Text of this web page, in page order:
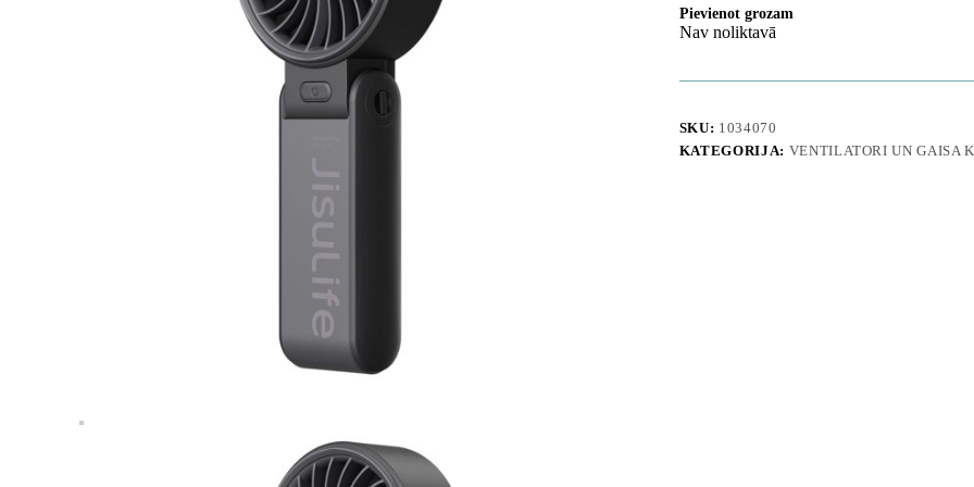
Pievienot grozam
Nav noliktavā
SKU: 1034070
KATEGORIJA: VENTILATORI UN GAISA